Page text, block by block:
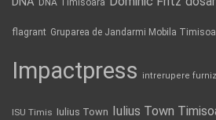
DNA Timisoara
flagrant Gruparea de Jandarmi Mobila
Impactpress intrerupere
ISU Timis Iulius Town Iulius Town